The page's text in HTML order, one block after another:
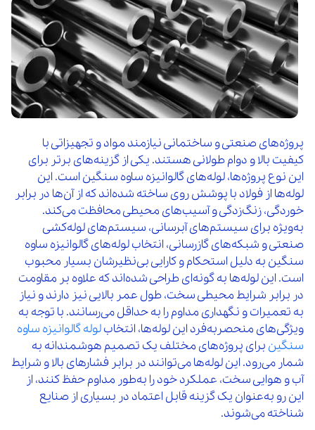
پروژه‌های صنعتی و ساختمانی نیازمند مواد و تجهیزاتی با
کیفیت بالا و دوام طولانی هستند. یکی از گزینه‌های برتر برای
این نوع پروژه‌ها، لوله‌های گالوانیزه ساوه سنگین است. این
لوله‌ها از فولاد با پوشش روی ساخته شده‌اند که از آن‌ها در برابر
خوردگی، زنگ‌زدگی و آسیب‌های محیطی محافظت می‌کند.
به‌ویژه برای سیستم‌های آبرسانی، سیستم‌های لوله‌کشی
صنعتی و شبکه‌های گازرسانی، انتخاب لوله‌های گالوانیزه ساوه
سنگین به دلیل استحکام و کارایی بی‌نظیرشان بسیار محبوب
است. این لوله‌ها به گونه‌ای طراحی شده‌اند که علاوه بر مقاومت
در برابر شرایط محیطی سخت، طول عمر بالایی نیز دارند و نیاز
به تعمیرات و نگهداری مداوم را به حداقل می‌رسانند. با توجه به
ویژگی‌های منحصربه‌فرد این لوله‌ها، انتخابلوله گالوانیزه ساوه
سنگین برای پروژه‌های مختلف یک تصمیم هوشمندانه به
شمار می‌رود. این لوله‌ها می‌توانند در برابر فشارهای بالا و شرایط
آب و هوایی سخت، عملکرد خود را به‌طور مداوم حفظ کنند، از
این رو به‌عنوان یک گزینه قابل اعتماد در بسیاری از صنایع
شناخته می‌شوند.